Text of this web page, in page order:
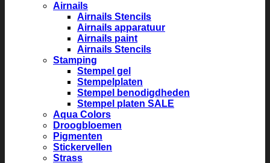
Airnails
Airnails Stencils
Airnails apparatuur
Airnails paint
Airnails Stencils
Stamping
Stempel gel
Stempelplaten
Stempel benodigdheden
Stempel platen SALE
Aqua Colors
Droogbloemen
Pigmenten
Stickervellen
Strass